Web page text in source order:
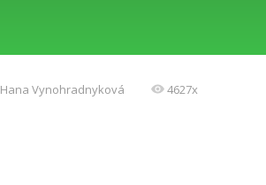
Hana Vynohradnyková
4627x